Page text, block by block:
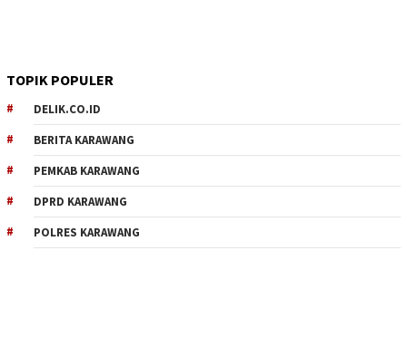
TOPIK POPULER
DELIK.CO.ID
BERITA KARAWANG
PEMKAB KARAWANG
DPRD KARAWANG
POLRES KARAWANG